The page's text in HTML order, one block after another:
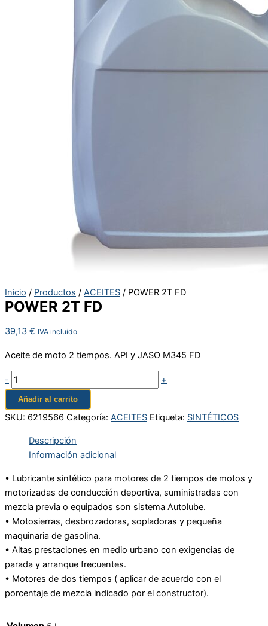
Inicio / Productos / ACEITES / POWER 2T FD
POWER 2T FD
39,13 € IVA incluido
Aceite de moto 2 tiempos. API y JASO M345 FD
- +
Añadir al carrito
SKU: 6219566 Categoría: ACEITES Etiqueta: SINTÉTICOS
Descripción
Información adicional
• Lubricante sintético para motores de 2 tiempos de motos y
motorizadas de conducción deportiva, suministradas con
mezcla previa o equipados son sistema Autolube.
• Motosierras, desbrozadoras, sopladoras y pequeña
maquinaria de gasolina.
• Altas prestaciones en medio urbano con exigencias de
parada y arranque frecuentes.
• Motores de dos tiempos ( aplicar de acuerdo con el
porcentaje de mezcla indicado por el constructor).